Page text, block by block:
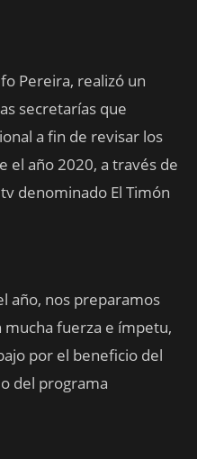
Pereira, realizó un
secretarías que
a fin de revisar los
el año 2020, a través de
denominado El Timón
año, nos preparamos
fuerza e ímpetu,
por el beneficio del
del programa